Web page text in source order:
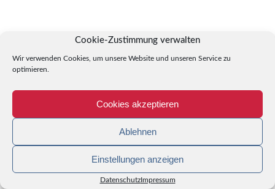
Cookie-Zustimmung verwalten
Wir verwenden Cookies, um unsere Website und unseren Service zu
optimieren.
Cookies akzeptieren
Ablehnen
Einstellungen anzeigen
DatenschutzImpressum